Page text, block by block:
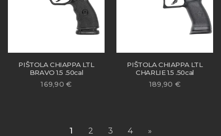
169,90€
PIŠTOLA CHIAPPA LTL
BRAVO 1.5 .50cal
189,90 €
PIŠTOLA CHIAPPA LTL
CHARLIE 1.5 .50cal
1 2 3 4 »